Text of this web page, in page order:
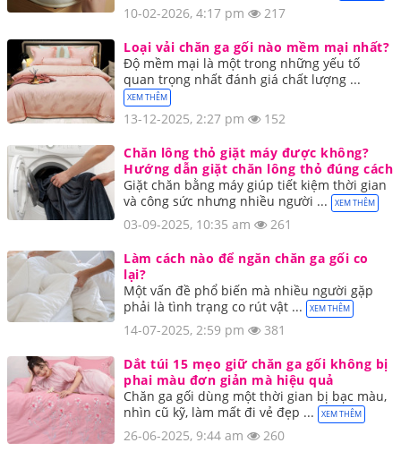
10-02-2026, 4:17 pm
217
Loại vải chăn ga gối nào mềm mại nhất?
Độ mềm mại là một trong những yếu tố
quan trọng nhất đánh giá chất lượng ...
XEM THÊM
13-12-2025, 2:27 pm
152
Chăn lông thỏ giặt máy được không?
Hướng dẫn giặt chăn lông thỏ đúng cách
Giặt chăn bằng máy giúp tiết kiệm thời gian
và công sức nhưng nhiều người ...
XEM THÊM
03-09-2025, 10:35 am
261
Làm cách nào để ngăn chăn ga gối co
lại?
Một vấn đề phổ biến mà nhiều người gặp
phải là tình trạng co rút vật ...
XEM THÊM
14-07-2025, 2:59 pm
381
Dắt túi 15 mẹo giữ chăn ga gối không bị
phai màu đơn giản mà hiệu quả
Chăn ga gối dùng một thời gian bị bạc màu,
nhìn cũ kỹ, làm mất đi vẻ đẹp ...
XEM THÊM
26-06-2025, 9:44 am
260